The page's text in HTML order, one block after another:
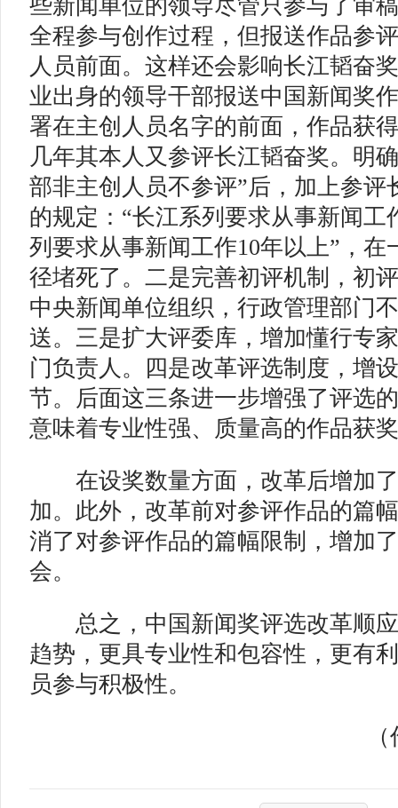
些新闻单位的领导尽管只参与了审
全程参与创作过程，但报送作品参
人员前面。这样还会影响长江韬奋
业出身的领导干部报送中国新闻奖
署在主创人员名字的前面，作品获
几年其本人又参评长江韬奋奖。明
部非主创人员不参评”后，加上参评
的规定：“长江系列要求从事新闻工
列要求从事新闻工作10年以上”，在
径堵死了。二是完善初评机制，初
中央新闻单位组织，行政管理部门
送。三是扩大评委库，增加懂行专
门负责人。四是改革评选制度，增
节。后面这三条进一步增强了评选
意味着专业性强、质量高的作品获
在设奖数量方面，改革后增加了
加。此外，改革前对参评作品的篇
消了对参评作品的篇幅限制，增加
会。
总之，中国新闻奖评选改革顺应
趋势，更具专业性和包容性，更有
员参与积极性。